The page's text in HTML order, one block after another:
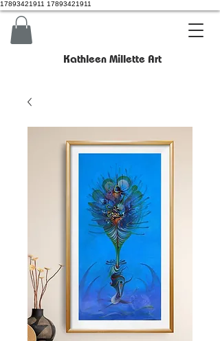
17893421911 17893421911
Kathleen Millette Art